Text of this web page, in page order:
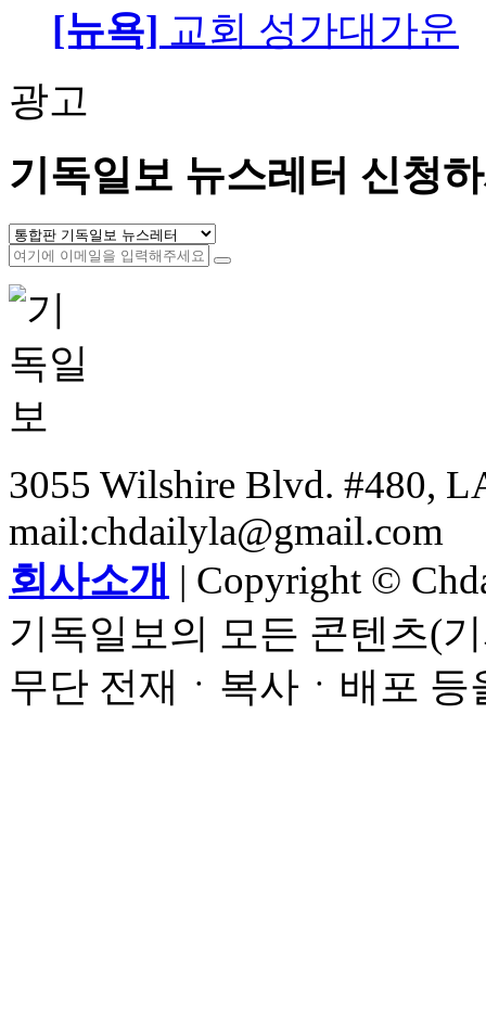
[뉴욕] 교회 성가대가운
광고
기독일보 뉴스레터 신청
3055 Wilshire Blvd. #480,
mail:chdailyla@gmail.com
회사소개 | Copyright ©
기독일보의 모든 콘텐츠(
무단 전재ㆍ복사ㆍ배포 등